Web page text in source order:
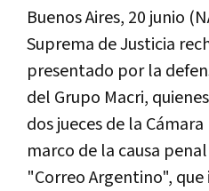
Buenos Aires, 20 junio
Suprema de Justicia
presentado por la
del Grupo Macri,
dos jueces de la
marco de la causa
"Correo Argentino",